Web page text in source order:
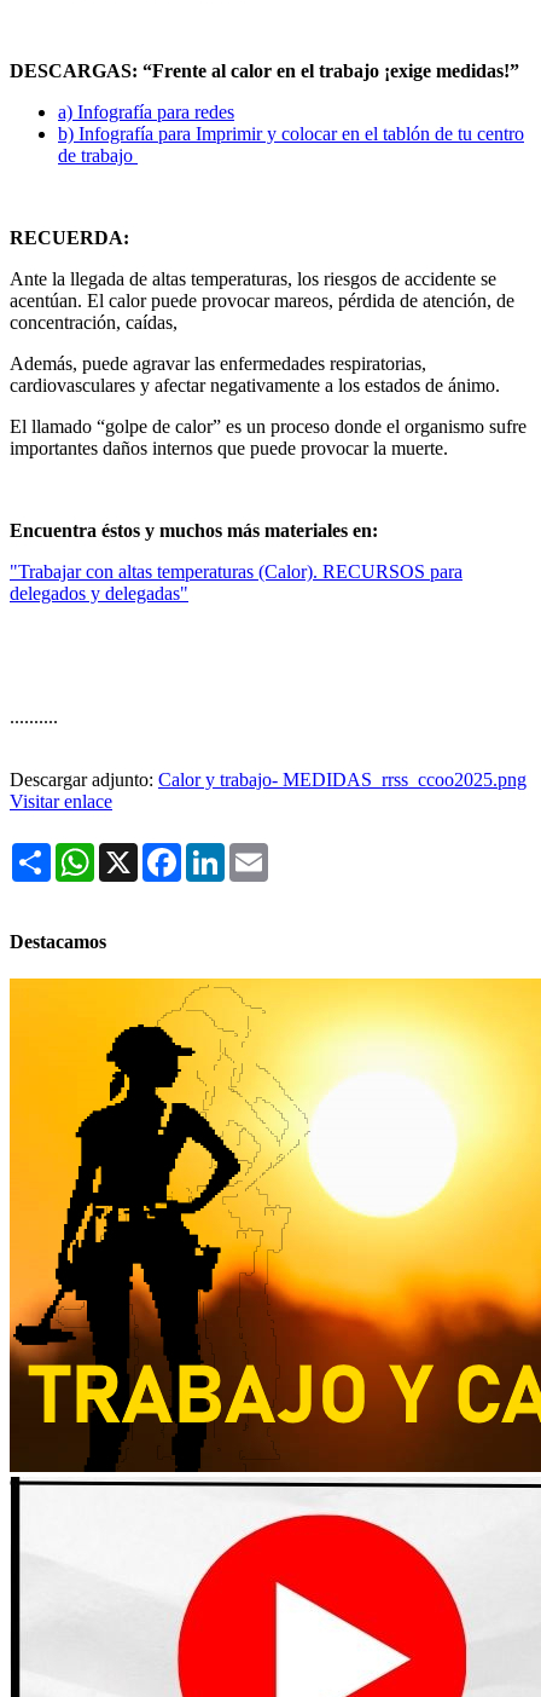
DESCARGAS: “Frente al calor en el trabajo ¡exige medidas!”
a) Infografía para redes
b) Infografía para Imprimir y colocar en el tablón de tu centro
de trabajo
RECUERDA:
Ante la llegada de altas temperaturas, los riesgos de accidente se
acentúan. El calor puede provocar mareos, pérdida de atención, de
concentración, caídas,
Además, puede agravar las enfermedades respiratorias,
cardiovasculares y afectar negativamente a los estados de ánimo.
El llamado “golpe de calor” es un proceso donde el organismo sufre
importantes daños internos que puede provocar la muerte.
Encuentra éstos y muchos más materiales en:
"Trabajar con altas temperaturas (Calor). RECURSOS para
delegados y delegadas"
..........
Descargar adjunto: Calor y trabajo- MEDIDAS_rrss_ccoo2025.png
Visitar enlace
Share WhatsApp
X FacebookLinkedIn
Destacamos